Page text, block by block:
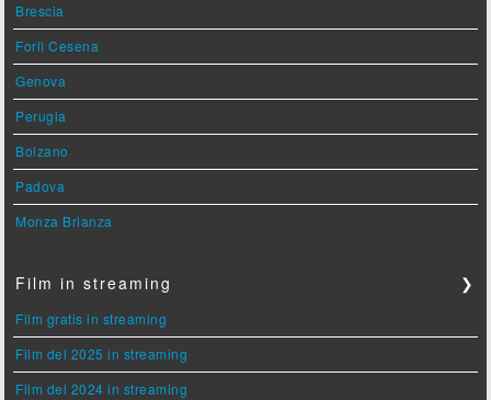
Brescia
Forlì Cesena
Genova
Perugia
Bolzano
Padova
Monza Brianza
Film in streaming ❯
Film gratis in streaming
Film del 2025 in streaming
Film del 2024 in streaming